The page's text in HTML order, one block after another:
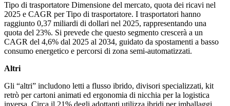
Tipo di trasportatore Dimensione del mercato, quota dei ricavi nel
2025 e CAGR per Tipo di trasportatore. I trasportatori hanno
raggiunto 0,37 miliardi di dollari nel 2025, rappresentando una
quota del 23%. Si prevede che questo segmento crescerà a un
CAGR del 4,6% dal 2025 al 2034, guidato da spostamenti a basso
consumo energetico e percorsi di zona semi-automatizzati.
Altri
Gli “altri” includono letti a flusso ibrido, divisori specializzati, kit
retrò per cartoni animati ed ergonomia di nicchia per la logistica